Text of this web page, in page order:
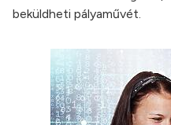
beküldheti pályaművét.